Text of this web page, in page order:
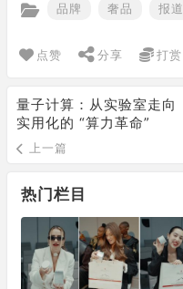
品牌 奢品 报道
点赞 分享 打赏
量子计算：从实验室走向
实用化的 “算力革命”
上一篇
热门栏目